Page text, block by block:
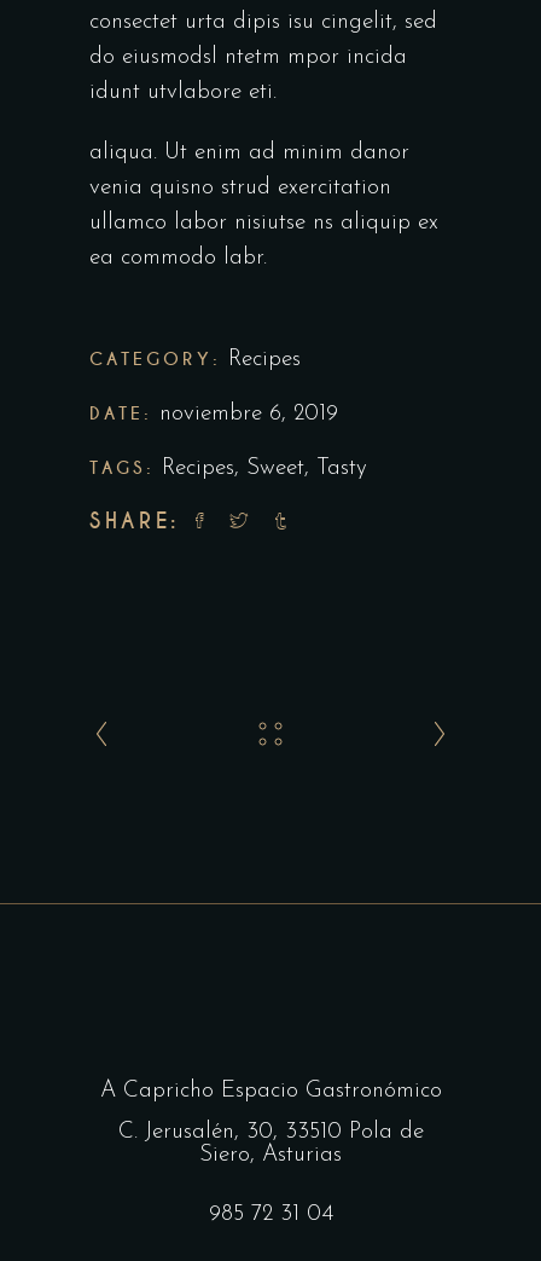
consectet urta dipis isu cingelit, sed
do eiusmodsl ntetm mpor incida
idunt utvlabore eti.
aliqua. Ut enim ad minim danor
venia quisno strud exercitation
ullamco labor nisiutse ns aliquip ex
ea commodo labr.
CATEGORY: Recipes
DATE: noviembre 6, 2019
TAGS: Recipes, Sweet, Tasty
SHARE:
A Capricho Espacio Gastronómico
C. Jerusalén, 30, 33510 Pola de
Siero, Asturias
985 72 31 04